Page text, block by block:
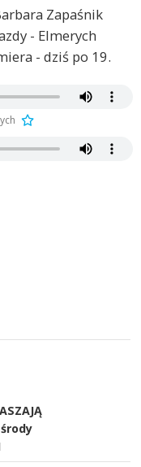
Zapaśnik
- Elmerych
- dziś po 19.